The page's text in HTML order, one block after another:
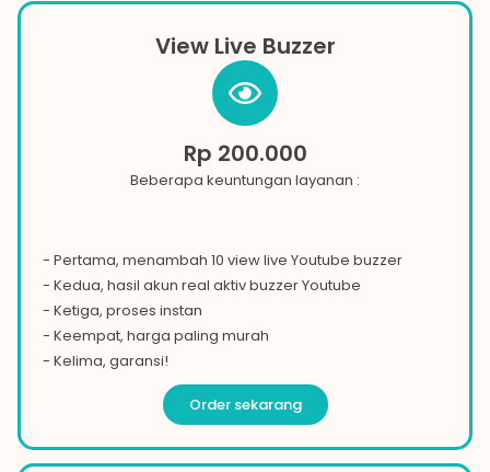
View Live Buzzer
Rp 200.000
Beberapa keuntungan layanan :
- Pertama, menambah 10 view liveYoutube buzzer
- Kedua, hasil akun real aktiv buzzerYoutube
- Ketiga, proses instan
- Keempat, harga paling murah
- Kelima, garansi!
Order sekarang